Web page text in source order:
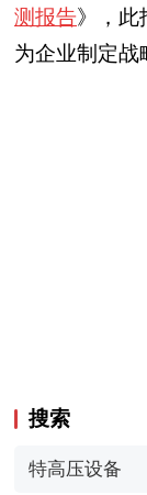
测报告》，此
为企业制定战
搜索
特高压设备